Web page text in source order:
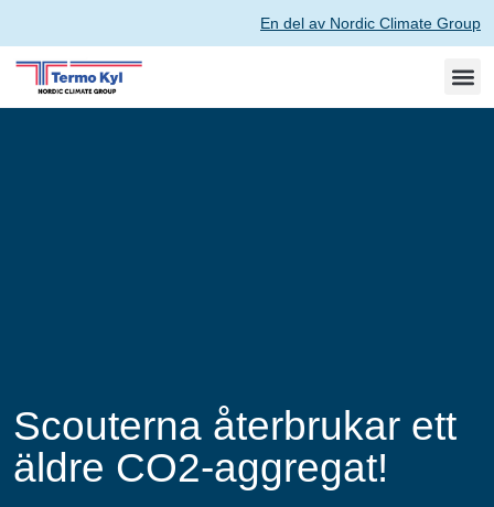
En del av Nordic Climate Group
Scouterna återbrukar ett
äldre CO2-aggregat!